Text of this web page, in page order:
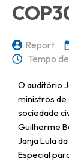
Report
Tempo
O auditório
ministros
sociedade
Guilherme
Janja Lula
Especial